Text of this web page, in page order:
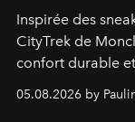
Inspirée des
CityTrek de
confort durable
accompagner
05.08.2026 by